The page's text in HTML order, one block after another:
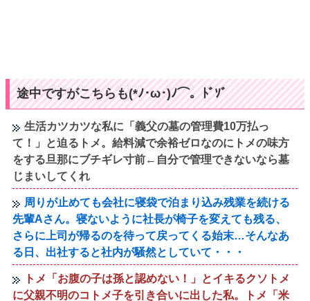
途中ですがこちらも(*ﾉ･ω･)ﾉ⌒。ﾄﾞｿﾞ
生活カツカツな私に「義父の墓の管理費10万払っ
て！」と迫るトメ。給料減で余裕ゼロなのにトメの味方
をする旦那にブチギレ寸前←自分で管理できないなら墓
じまいしてくれ
周りが止めても会社に寝袋で泊まり込み残業を続ける
先輩Aさん。寝ないように社長が椅子を変えても残る、
さらに上司が帰るのを待って戻ってくる始末…そんなあ
る日、出社すると社内が騒然としていて・・・
トメ「お腹の子は孫と認めない！」とイキるクソトメ
に父親不明のコトメ子を引き合いに出した私。トメ「米